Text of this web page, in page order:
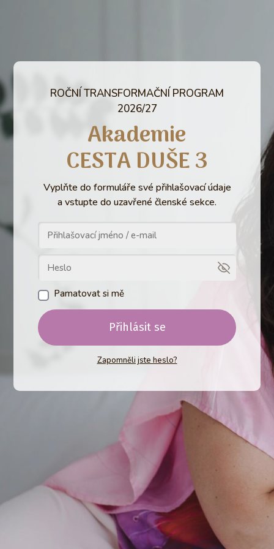
ROČNÍ TRANSFORMAČNÍ PROGRAM
2026/27
Akademie
CESTA DUŠE 3
Vyplňte do formuláře své přihlašovací údaje
a vstupte do uzavřené členské sekce.
Pamatovat si mě
Přihlásit se
Zapomněli jste heslo?